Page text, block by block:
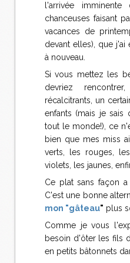
l'arrivée
chanceuses faisant
vacances de
devant elles), que j'ai
à nouveau.
Si vous mettez les
devriez
récalcitrants, un
enfants (mais je
tout le monde!), ce
bien que mes miss
verts, les rouges,
violets, les jaunes,
Ce plat sans façon
C'est une bonne
mon "gâteau" plus
Comme je vous
besoin d'ôter les fils
en petits bâtonnets